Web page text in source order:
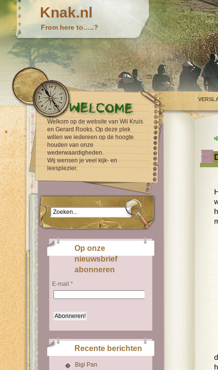
Knak.nl
From here to…..?
Welkom op de website van Wil Kruis
en Gerard Rooks. Op deze plek
willen we iedereen op de hoogte
houden van onze
wederwaardigheden.
Wij wensen je veel kijk- en
leesplezier.
Op onze
nieuwsbrief
abonneren
E-mail *
Recente berichten
Bigi Pan